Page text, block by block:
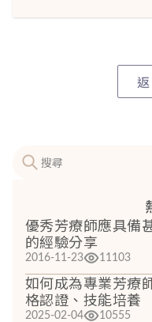
優秀芳療師應具備
的經驗分享
2016-11-23 11103
如何成為專業芳療
格認證、技能培養
2025-02-04 10555